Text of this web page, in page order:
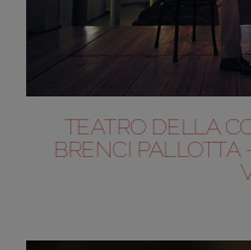
TEATRO DELLA
BRENCI